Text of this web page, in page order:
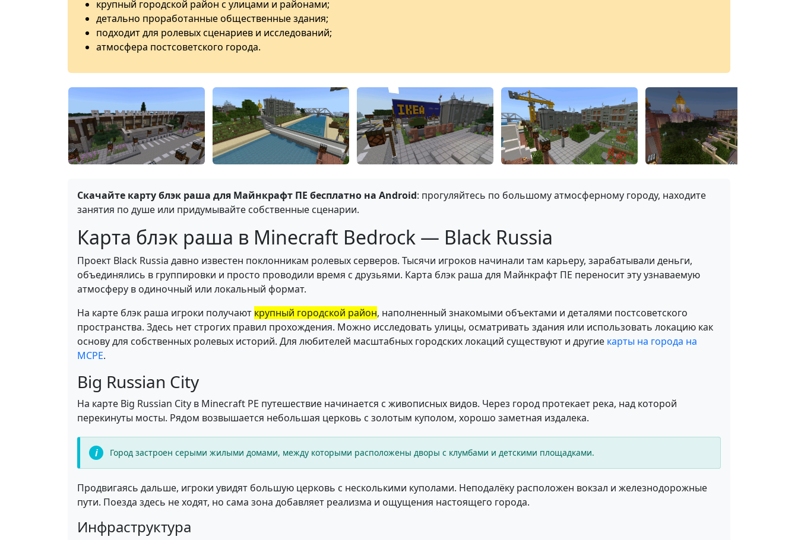
крупный городской район с улицами и районами;
детально проработанные общественные здания;
подходит для ролевых сценариев и исследований;
атмосфера постсоветского города.
Скачайте карту блэк раша для Майнкрафт ПЕ бесплатно на Android: прогуляйтесь по большому атмосферному городу, находите
занятия по душе или придумывайте собственные сценарии.
Карта блэк раша в Minecraft Bedrock — Black Russia
Проект Black Russia давно известен поклонникам ролевых серверов. Тысячи игроков начинали там карьеру, зарабатывали деньги,
объединялись в группировки и просто проводили время с друзьями. Карта блэк раша для Майнкрафт ПЕ переносит эту узнаваемую
атмосферу в одиночный или локальный формат.
На карте блэк раша игроки получают крупный городской район, наполненный знакомыми объектами и деталями постсоветского
пространства. Здесь нет строгих правил прохождения. Можно исследовать улицы, осматривать здания или использовать локацию как
основу для собственных ролевых историй. Для любителей масштабных городских локаций существуют и другие карты на города на
MCPE.
Big Russian City
На карте Big Russian City в Minecraft PE путешествие начинается с живописных видов. Через город протекает река, над которой
перекинуты мосты. Рядом возвышается небольшая церковь с золотым куполом, хорошо заметная издалека.
Город застроен серыми жилыми домами, между которыми расположены дворы с клумбами и детскими площадками.
Продвигаясь дальше, игроки увидят большую церковь с несколькими куполами. Неподалёку расположен вокзал и железнодорожные
пути. Поезда здесь не ходят, но сама зона добавляет реализма и ощущения настоящего города.
Инфраструктура